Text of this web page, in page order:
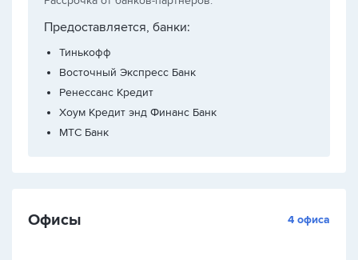
Предоставляется, банки:
Тинькофф
Восточный Экспресс Банк
Ренессанс Кредит
Хоум Кредит энд Финанс Банк
МТС Банк
Офисы 4 офиса